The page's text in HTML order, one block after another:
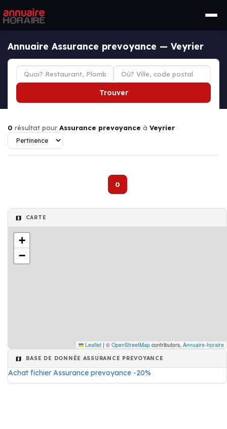
Annuaire Assurance prevoyance — Veyrier
Trouver
0 résultat pour Assurance prevoyance à Veyrier
0
CARTE
+
−
Leaflet | © OpenStreetMap contributors, Annuaire-horaire
BASE DE DONNÉE ASSURANCE PREVOYANCE
Achat fichier Assurance prevoyance -20%